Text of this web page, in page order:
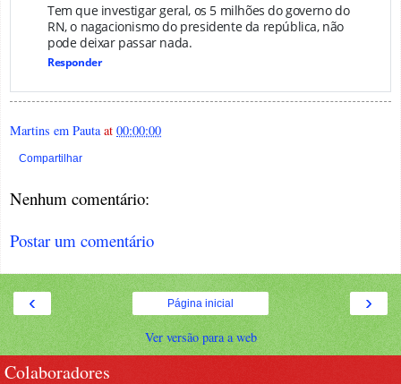
Tem que investigar geral, os 5 milhões do governo do
RN, o nagacionismo do presidente da república, não
pode deixar passar nada.
Responder
Martins em Pauta at 00:00:00
Compartilhar
Nenhum comentário:
Postar um comentário
‹ ›
Página inicial
Ver versão para a web
Colaboradores